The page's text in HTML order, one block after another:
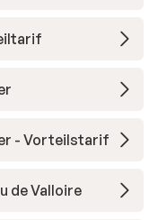
- Vorteilstarif
de Valloire